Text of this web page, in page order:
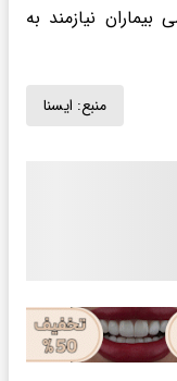
نیازمند به
منبع: ايسنا